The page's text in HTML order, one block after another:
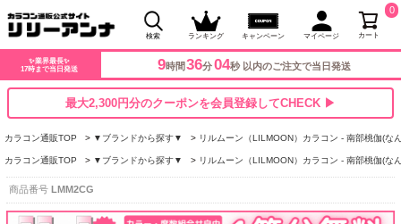
検索 ランキング キャンペーン マイページ カート
0
✨業界最長✨
17時まで当日発送
9時間 36分03秒 以内のご注文で当日発送
最大2,300円分のクーポンを会員登録してCHECK ▶
カラコン通販TOP ▼ブランドから探す▼ リルムーン（LILMOON）カラコン - 南部桃伽(な
カラコン通販TOP ▼ブランドから探す▼ リルムーン（LILMOON）カラコン - 南部桃伽(な
商品番号 LMM2CG